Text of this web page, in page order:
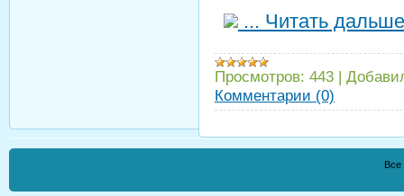
... Читать
Просмотров: 443 |
Комментарии (0)